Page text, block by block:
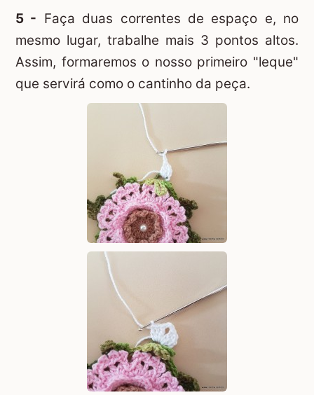
5 - Faça duas correntes de espaço e, no
mesmo lugar, trabalhe mais 3 pontos altos.
Assim, formaremos o nosso primeiro "leque"
que servirá como o cantinho da peça.